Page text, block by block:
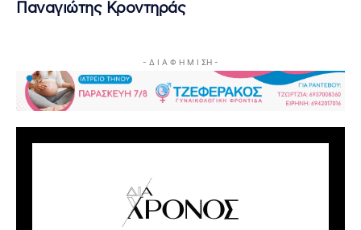
Παναγιώτης Κροντηράς
- Δ Ι Α Φ Η Μ Ι ΣΗ -